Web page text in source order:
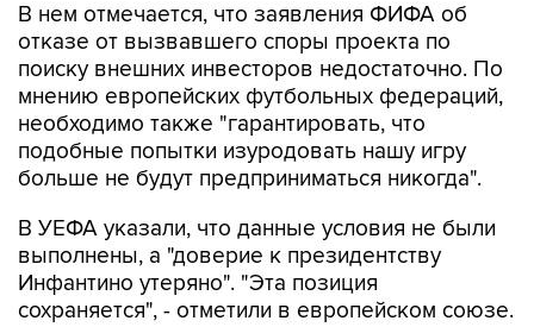
В нем отмечается, что заявления ФИФА об
отказе от вызвавшего споры проекта по
поиску внешних инвесторов недостаточно. По
мнению европейских футбольных федераций,
необходимо также "гарантировать, что
подобные попытки изуродовать нашу игру
больше не будут предприниматься никогда".
В УЕФА указали, что данные условия не были
выполнены, а "доверие к президентству
Инфантино утеряно". "Эта позиция
сохраняется", - отметили в европейском союзе.